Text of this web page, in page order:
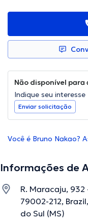
Não disponível
Indique seu interesse
Enviar solicitação
Você é Bruno Nakao?
Informações de
R. Maracaju,
79002-212,
do Sul (MS)